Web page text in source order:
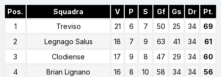
Pos. Squadra V P S Gf Gs Dr
Pt.
1
Treviso 21 6 7 50 25 34
69
2
Legnago Salus 18 7 9 63 41 34
61
3
Clodiense 17 9 8 47 29 34
60
4
Brian Lignano 16 8 10 58 34 34
56